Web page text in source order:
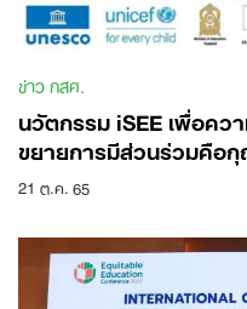
ข่าว กสศ.
นวัตกรรม iSEE เพื่อคว
ขยายการมีส่วนร่วมคือ
21 ต.ค. 65